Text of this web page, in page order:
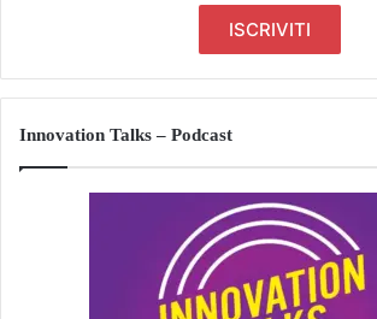
Innovation Talks – Podcast